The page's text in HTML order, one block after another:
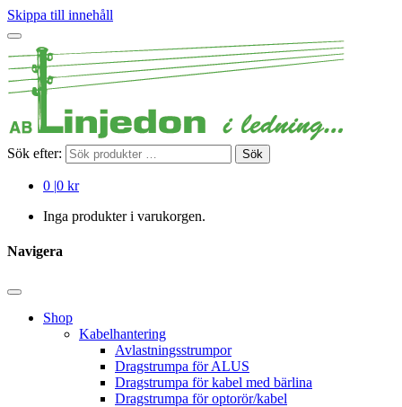
Skippa till innehåll
Sök efter: Sök
0 |0 kr
Inga produkter i varukorgen.
Navigera
Shop
Kabelhantering
Avlastningsstrumpor
Dragstrumpa för ALUS
Dragstrumpa för kabel med bärlina
Dragstrumpa för optorör/kabel